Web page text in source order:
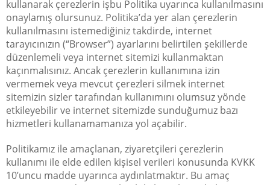
kullanarak çerezlerin işbu Politika uyarınca kullanılmasını
onaylamış olursunuz. Politika’da yer alan çerezlerin
kullanılmasını istemediğiniz takdirde, internet
tarayıcınızın (“Browser”) ayarlarını belirtilen şekillerde
düzenlemeli veya internet sitemizi kullanmaktan
kaçınmalısınız. Ancak çerezlerin kullanımına izin
vermemek veya mevcut çerezleri silmek internet
sitemizin sizler tarafından kullanımını olumsuz yönde
etkileyebilir ve internet sitemizde sunduğumuz bazı
hizmetleri kullanamamanıza yol açabilir.
Politikamız ile amaçlanan, ziyaretçileri çerezlerin
kullanımı ile elde edilen kişisel verileri konusunda KVKK
10’uncu madde uyarınca aydınlatmaktır. Bu amaç